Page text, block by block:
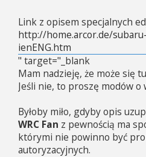
t
Link z opisem specjalnych
http://home.arcor.de/
ienENG.htm
" target="_blank
Mam nadzieję, że może się
Jeśli nie, to proszę modów o
Byłoby miło, gdyby opis
WRC Fan z pewnością ma
którymi nie powinno być
autoryzacyjnych.